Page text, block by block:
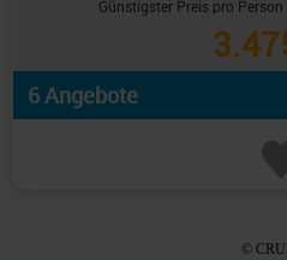
Günstigster Preis pro
6 Angebote
©